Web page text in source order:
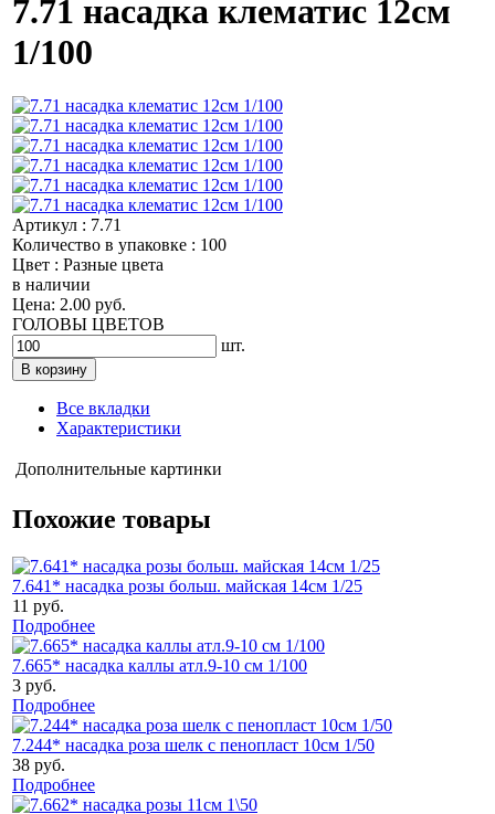
7.71 насадка клематис 12см
1/100
Артикул : 7.71
Количество в упаковке : 100
Цвет : Разные цвета
в наличии
Цена: 2.00 руб.
ГОЛОВЫ ЦВЕТОВ
шт.
Все вкладки
Характеристики
Дополнительные картинки
Похожие товары
7.641* насадка розы больш. майская 14см 1/25
11 руб.
Подробнее
7.665* насадка каллы атл.9-10 см 1/100
3 руб.
Подробнее
7.244* насадка роза шелк с пенопласт 10см 1/50
38 руб.
Подробнее